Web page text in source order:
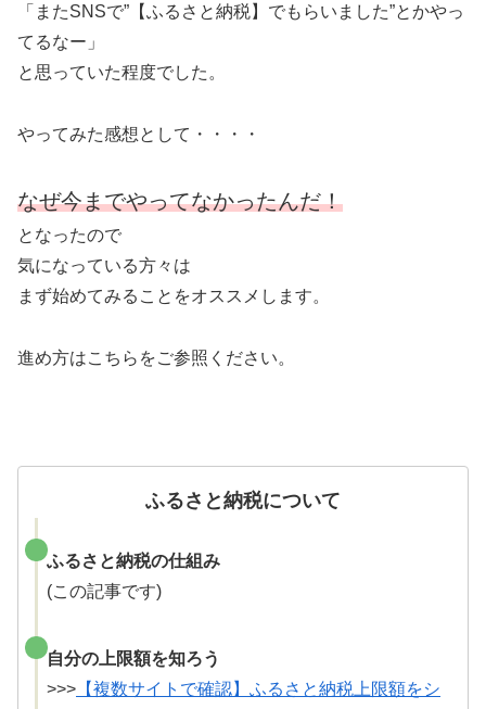
「またSNSで”【ふるさと納税】でもらいました”とかやっ
てるなー」
と思っていた程度でした。
やってみた感想として・・・・
なぜ今までやってなかったんだ！
となったので
気になっている方々は
まず始めてみることをオススメします。
進め方はこちらをご参照ください。
ふるさと納税について
ふるさと納税の仕組み
(この記事です)
自分の上限額を知ろう
>>> 【複数サイトで確認】ふるさと納税上限額をシ